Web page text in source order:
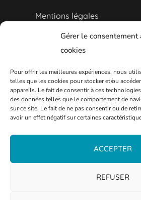
Gérer le consentement
cookies
Pour offrir les meilleures expériences, nous
telles que les cookies pour stocker et/ou
appareils. Le fait de consentir à ces
des données telles que le comportement de
sur ce site. Le fait de ne pas consentir ou de
avoir un effet négatif sur certaines
ACCEPTER
REFUSER
Mentions légales
Politique de confidentialité
Plan Bleu
Entreprises et
Agence Vivest de Thionville